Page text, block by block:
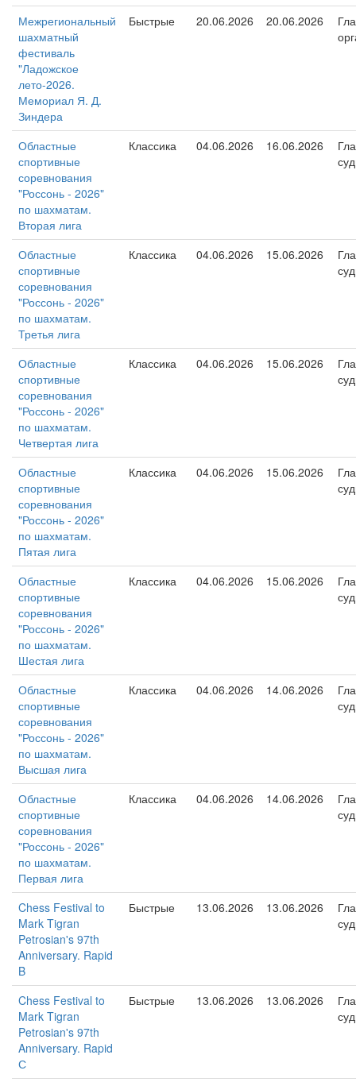
Межрегиональный
шахматный
фестиваль
"Ладожское
лето-2026.
Мемориал Я. Д.
Зиндера
Быстрые 20.06.2026 20.06.2026
Областные
спортивные
соревнования
"Россонь - 2026"
по шахматам.
Вторая лига
Классика 04.06.2026 16.06.2026
Областные
спортивные
соревнования
"Россонь - 2026"
по шахматам.
Третья лига
Классика 04.06.2026 15.06.2026
Областные
спортивные
соревнования
"Россонь - 2026"
по шахматам.
Четвертая лига
Классика 04.06.2026 15.06.2026
Областные
спортивные
соревнования
"Россонь - 2026"
по шахматам.
Пятая лига
Классика 04.06.2026 15.06.2026
Областные
спортивные
соревнования
"Россонь - 2026"
по шахматам.
Шестая лига
Классика 04.06.2026 15.06.2026
Областные
спортивные
соревнования
"Россонь - 2026"
по шахматам.
Высшая лига
Классика 04.06.2026 14.06.2026
Областные
спортивные
соревнования
"Россонь - 2026"
по шахматам.
Первая лига
Классика 04.06.2026 14.06.2026
Chess Festival to
Mark Tigran
Petrosian's 97th
Anniversary. Rapid
B
Быстрые 13.06.2026 13.06.2026
Chess Festival to
Mark Tigran
Petrosian's 97th
Anniversary. Rapid
С
Быстрые 13.06.2026 13.06.2026